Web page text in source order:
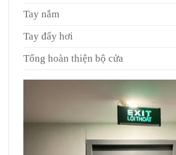
Tay nắm
Tay đẩy hơi
Tổng hoàn thiện bộ cửa